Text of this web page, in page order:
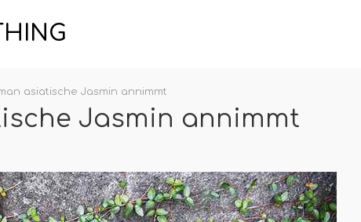
asiatische Jasmin annimmt
Jasmin annimmt